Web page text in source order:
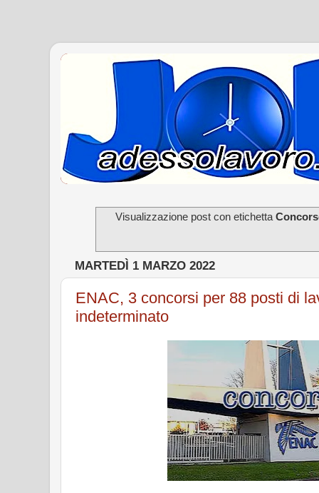
Visualizzazione post con etichetta
MARTEDÌ 1 MARZO 2022
ENAC, 3 concorsi per 88 posti di
indeterminato